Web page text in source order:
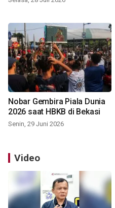
Nobar Gembira Piala Dunia
2026 saat HBKB di Bekasi
Senin, 29 Juni 2026
Video